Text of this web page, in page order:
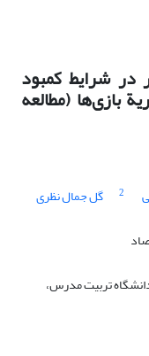
در شرایط کمبود
بازی‌ها (مطالعه
2 گل جمال نظری
تربیت مدرس،